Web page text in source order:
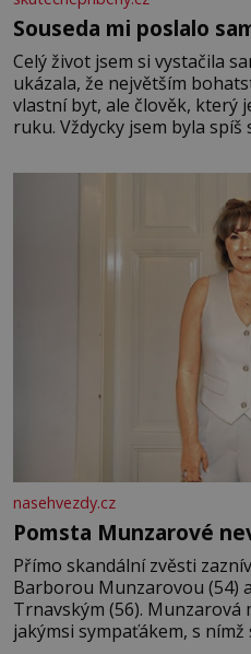
Souseda mi poslalo
Celý život jsem si vystačila
ukázala, že největším
vlastní byt, ale člověk, který
ruku. Vždycky jsem byla
mi knihy, práce a hlavně
nasehvezdy.cz
Pomsta Munzarové
Přímo skandální zvěsti
Barborou Munzarovou (54)
Trnavským (56). Munzarová
jakýmsi sympaťákem, s nímž